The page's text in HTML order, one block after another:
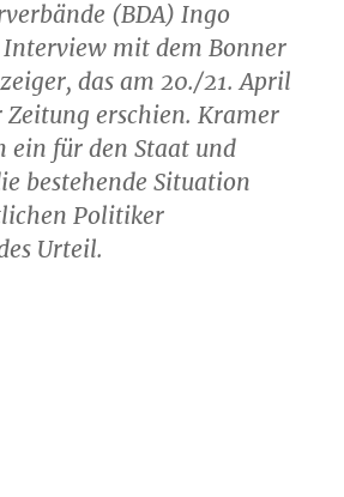
(BDA) Ingo
mit dem Bonner
das am 20./21. April
Zeitung erschien. Kramer
ein für den Staat und
bestehende Situation
Politiker
Urteil.